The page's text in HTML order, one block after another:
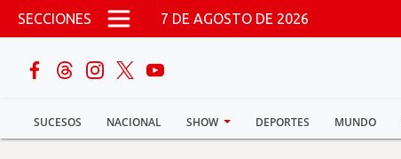
Pasar al contenido principal
SECCIONES 7 DE AGOSTO DE 2026
SUCESOS NACIONAL SHOW DEPORTES MUNDO
buscar
Sucesos